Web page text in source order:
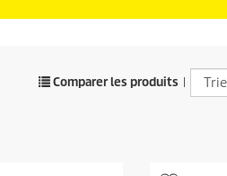
Comparer les produits |